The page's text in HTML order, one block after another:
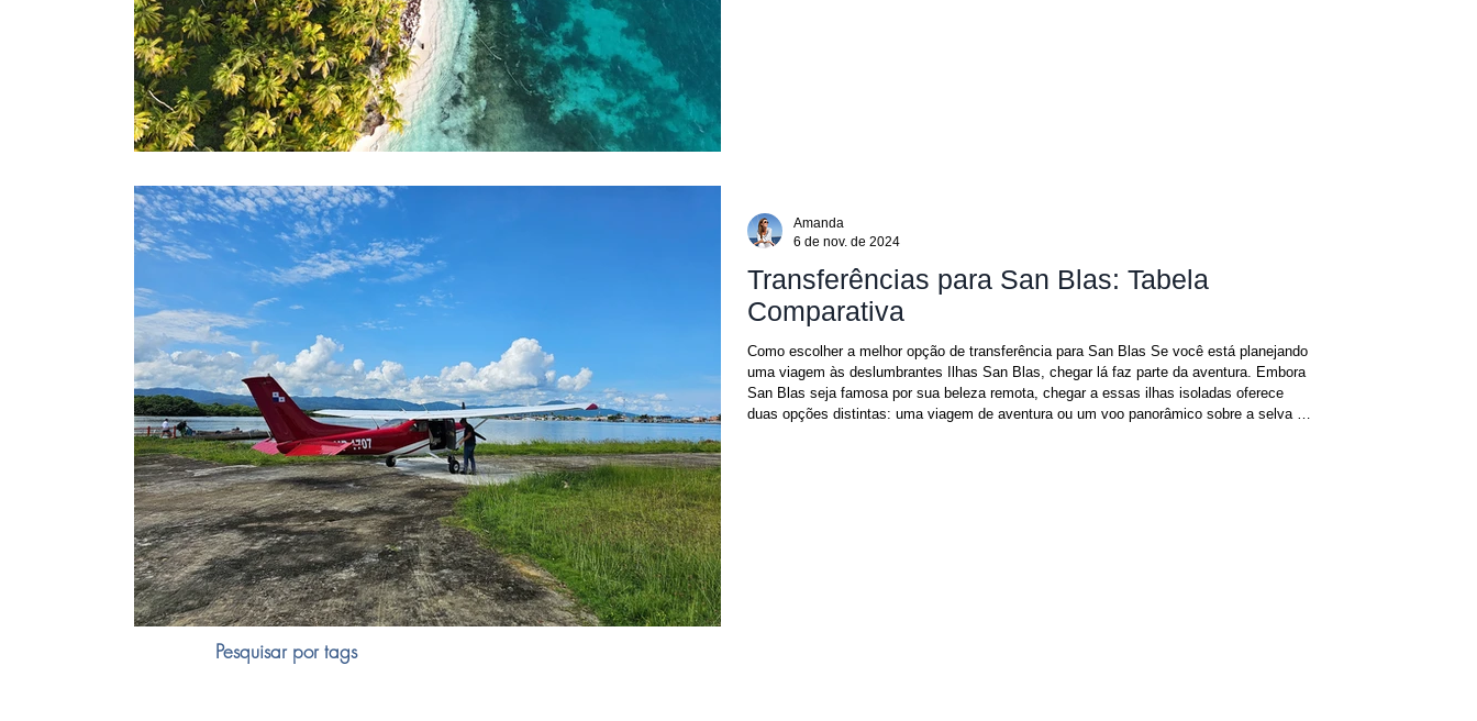
Transferências para San Blas: Tabela
Comparativa
Como escolher a melhor opção de transferência para San Blas Se você está planejando
uma viagem às deslumbrantes Ilhas San Blas, chegar lá faz parte da aventura. Embora
San Blas seja famosa por sua beleza remota, chegar a essas ilhas isoladas oferece
duas opções distintas: uma viagem de aventura ou um voo panorâmico sobre a selva e
Amanda
6 de nov. de 2024
Pesquisar por tags